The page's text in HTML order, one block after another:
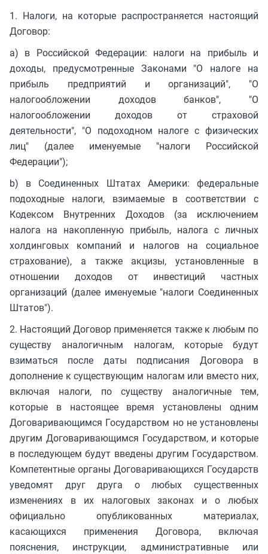
1. Налоги, на которые распространяется настоящий
Договор:
a) в Российской Федерации: налоги на прибыль и
доходы, предусмотренные Законами "О налоге на
прибыль предприятий и организаций", "О
налогообложении доходов банков", "О
налогообложении доходов от страховой
деятельности", "О подоходном налоге с физических
лиц" (далее именуемые "налоги Российской
Федерации");
b) в Соединенных Штатах Америки: федеральные
подоходные налоги, взимаемые в соответствии с
Кодексом Внутренних Доходов (за исключением
налога на накопленную прибыль, налога с личных
холдинговых компаний и налогов на социальное
страхование), а также акцизы, установленные в
отношении доходов от инвестиций частных
организаций (далее именуемые "налоги Соединенных
Штатов").
2. Настоящий Договор применяется также к любым по
существу аналогичным налогам, которые будут
взиматься после даты подписания Договора в
дополнение к существующим налогам или вместо них,
включая налоги, по существу аналогичные тем,
которые в настоящее время установлены одним
Договаривающимся Государством но не установлены
другим Договаривающимся Государством, и которые
в последующем будут введены другим Государством.
Компетентные органы Договаривающихся Государств
уведомят друг друга о любых существенных
изменениях в их налоговых законах и о любых
официально опубликованных материалах,
касающихся применения Договора, включая
пояснения, инструкции, административные или